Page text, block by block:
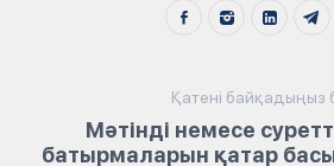
Қатені байқадыңыз
Мәтінді немесе
батырмаларын қатар